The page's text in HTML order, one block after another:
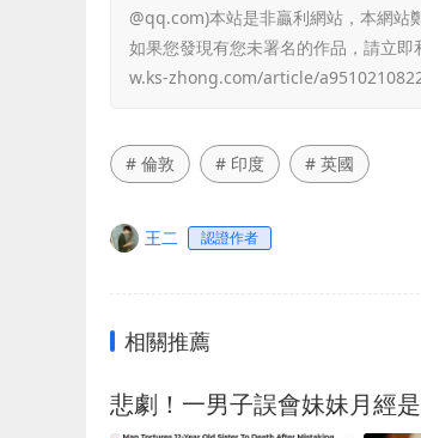
@qq.com)本站是非贏利網站，本網站
如果您發現有您未署名的作品，請立
w.ks-zhong.com/article/
# 倫敦 # 印度 # 英國
王二 認證作者
相關推薦
悲劇！一男子誤會妹妹月經